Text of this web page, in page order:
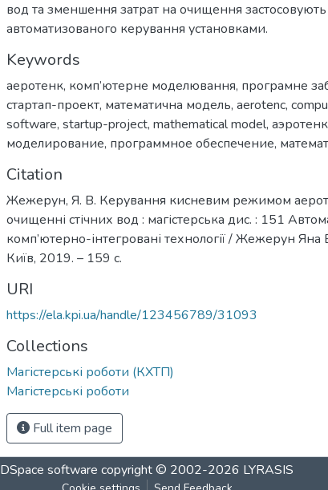
вод та зменшення затрат на очищення
автоматизованого керування установками.
Keywords
аеротенк, комп’ютерне моделювання, програмне
стартап-проект, математична модель, aerotenc,
software, startup-project, mathematical model, аэротенк
моделирование, программное обеспечение,
Citation
Жежерун, Я. В. Керування кисневим режимом
очищенні стічних вод : магістерська дис. : 151
комп’ютерно-інтегровані технології / Жежерун
Київ, 2019. – 159 с.
URI
https://ela.kpi.ua/handle/123456789/31093
Collections
Магістерські роботи (КХТП)
Магістерські роботи
Full item page
DSpace software copyright © 2002-2026 LYRASIS